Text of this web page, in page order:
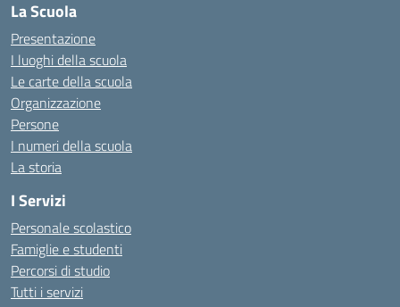
La Scuola
Presentazione
I luoghi della scuola
Le carte della scuola
Organizzazione
Persone
I numeri della scuola
La storia
I Servizi
Personale scolastico
Famiglie e studenti
Percorsi di studio
Tutti i servizi